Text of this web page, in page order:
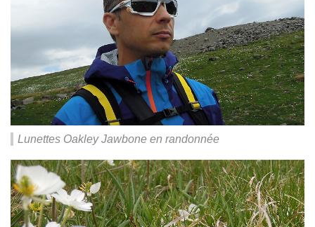
Lunettes Oakley Jawbone en randonnée